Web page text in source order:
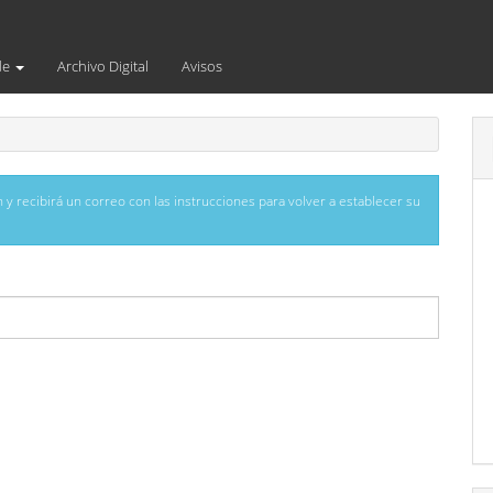
Archivo Digital Avisos
recibirá un correo con las instrucciones para volver a establecer su